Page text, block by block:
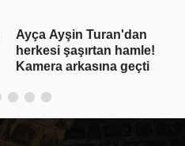
Asap Rocky Rihanna
hakkında konuştu:
Sevgilimle gurur